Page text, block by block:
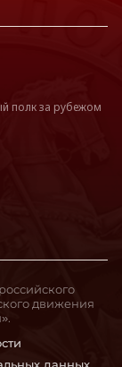
полк за рубежом
движения